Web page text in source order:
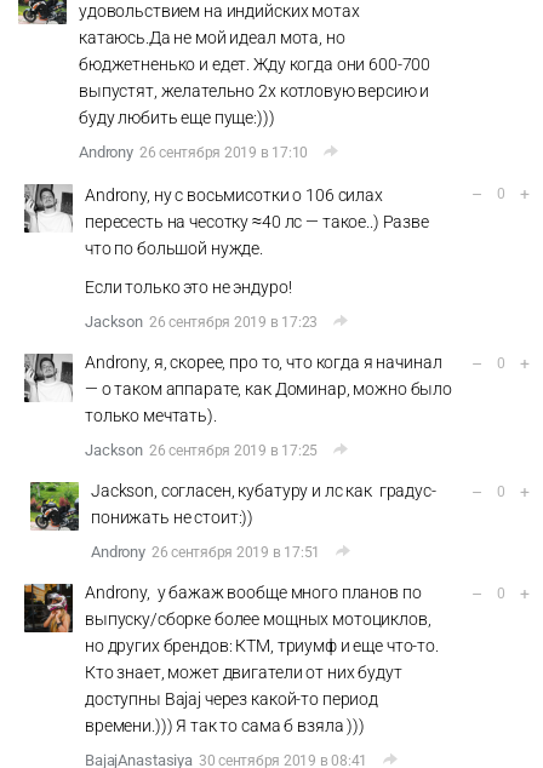
удовольствием на индийских мотах
катаюсь.Да не мой идеал мота, но
бюджетненько и едет. Жду когда они 600-700
выпустят, желательно 2х котловую версию и
буду любить еще пуще:)))
Androny 26 сентября 2019 в 17:10
Androny, ну с восьмисотки о 106 силах
пересесть на чесотку ≈40 лс — такое..) Разве
что по большой нужде.
Если только это не эндуро!
Jackson 26 сентября 2019 в 17:23
– 0 +
Androny, я, скорее, про то, что когда я начинал
— о таком аппарате, как Доминар, можно было
только мечтать).
Jackson 26 сентября 2019 в 17:25
– 0 +
Jackson, согласен, кубатуру и лс как градус-
понижать не стоит:))
Androny 26 сентября 2019 в 17:51
– 0 +
Androny, у бажаж вообще много планов по
выпуску/сборке более мощных мотоциклов,
но других брендов: КТМ, триумф и еще что-то.
Кто знает, может двигатели от них будут
доступны Bajaj через какой-то период
времени.))) Я так то сама б взяла )))
BajajAnastasiya 30 сентября 2019 в 08:41
– 0 +